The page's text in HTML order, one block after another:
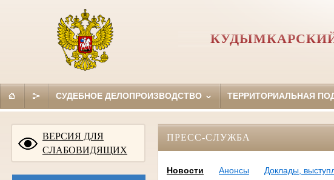
СУДЕБНОЕ ДЕЛОПРОИЗВОДСТВО ТЕРРИТОРИАЛЬНАЯ
ВЕРСИЯ ДЛЯ
СЛАБОВИДЯЩИХ
ПРЕСС-СЛУЖБА
Новости Анонсы Доклады,